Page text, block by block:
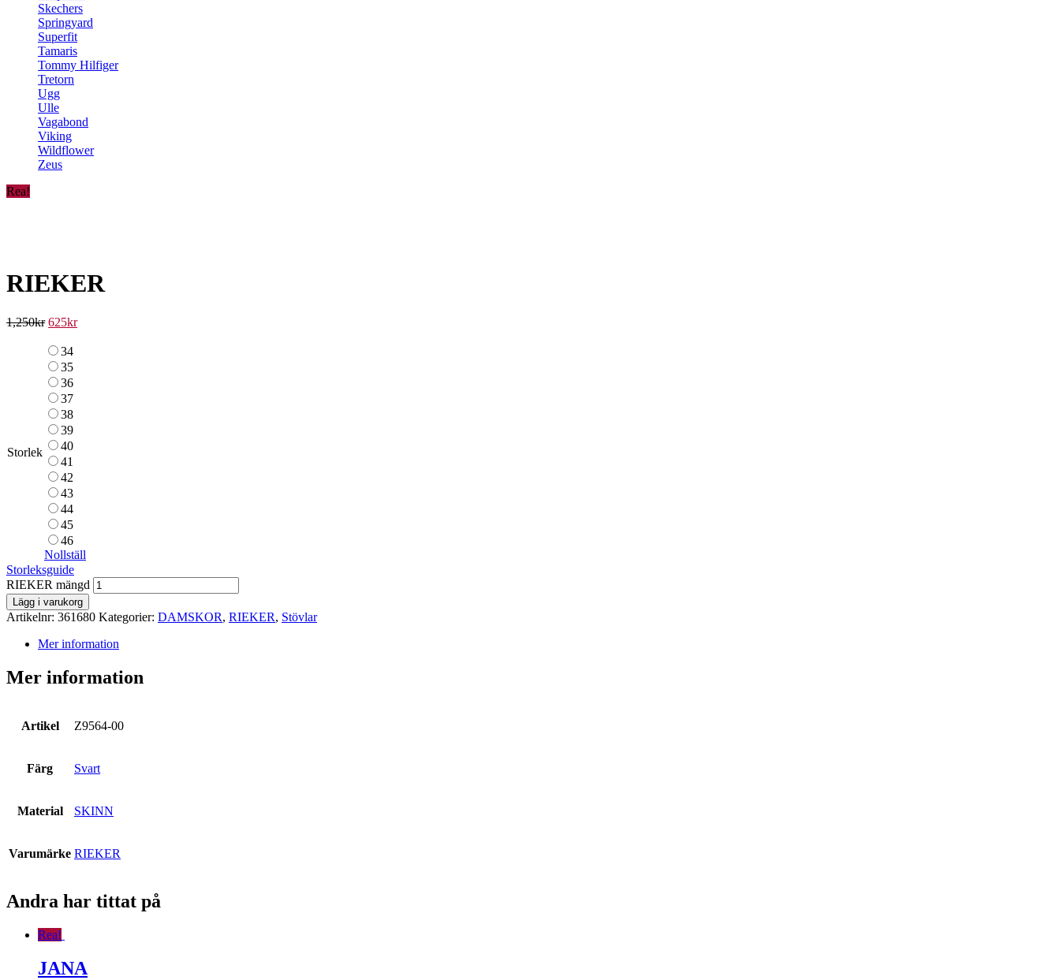
Skechers
Springyard
Superfit
Tamaris
Tommy Hilfiger
Tretorn
Ugg
Ulle
Vagabond
Viking
Wildflower
Zeus
Rea!
RIEKER
1,250kr 625kr
Storlek
34
35
36
37
38
39
40
41
42
43
44
45
46
Nollställ
Storleksguide
RIEKER mängd
Lägg i varukorg
Artikelnr: 361680 Kategorier: DAMSKOR, RIEKER, Stövlar
Mer information
Mer information
Artikel Z9564-00
Färg Svart
Material SKINN
Varumärke RIEKER
Andra har tittat på
Rea!
JANA